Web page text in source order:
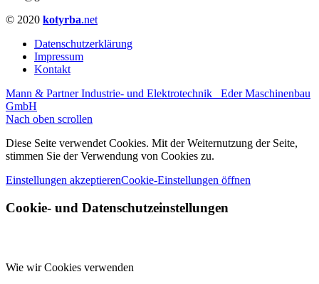
© 2020 kotyrba.net
Datenschutzerklärung
Impressum
Kontakt
Mann & Partner Industrie- und Elektrotechnik
Eder Maschinenbau
GmbH
Nach oben scrollen
Diese Seite verwendet Cookies. Mit der Weiternutzung der Seite,
stimmen Sie der Verwendung von Cookies zu.
Einstellungen akzeptierenCookie-Einstellungen öffnen
Cookie- und Datenschutzeinstellungen
Wie wir Cookies verwenden